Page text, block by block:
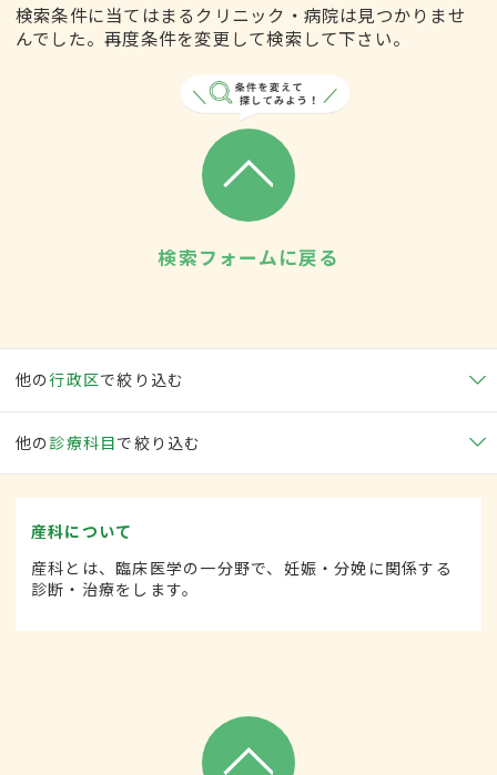
検索条件に当てはまるクリニック・病院は見つかりませ
んでした。再度条件を変更して検索して下さい。
検索フォームに戻る
他の行政区で絞り込む
他の 診療科目で絞り込む
産科について
産科とは、臨床医学の一分野で、妊娠・分娩に関係する
診断・治療をします。